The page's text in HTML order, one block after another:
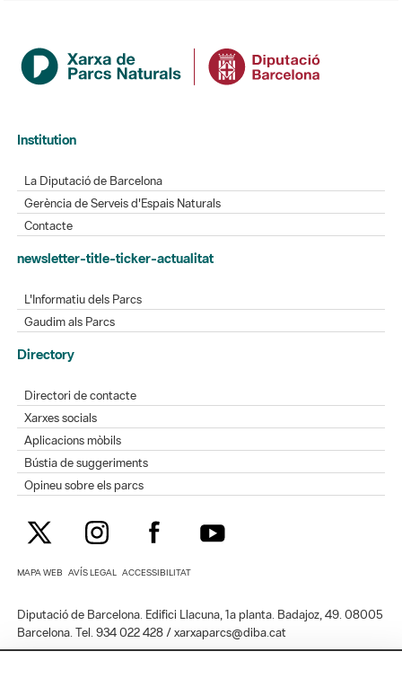
Institution
La Diputació de Barcelona
Gerència de Serveis d'Espais Naturals
Contacte
newsletter-title-ticker-actualitat
L'Informatiu dels Parcs
Gaudim als Parcs
Directory
Directori de contacte
Xarxes socials
Aplicacions mòbils
Bústia de suggeriments
Opineu sobre els parcs
MAPA WEB AVÍS LEGAL ACCESSIBILITAT
Diputació de Barcelona. Edifici Llacuna, 1a planta. Badajoz, 49. 08005
Barcelona. Tel. 934 022 428 / xarxaparcs@diba.cat